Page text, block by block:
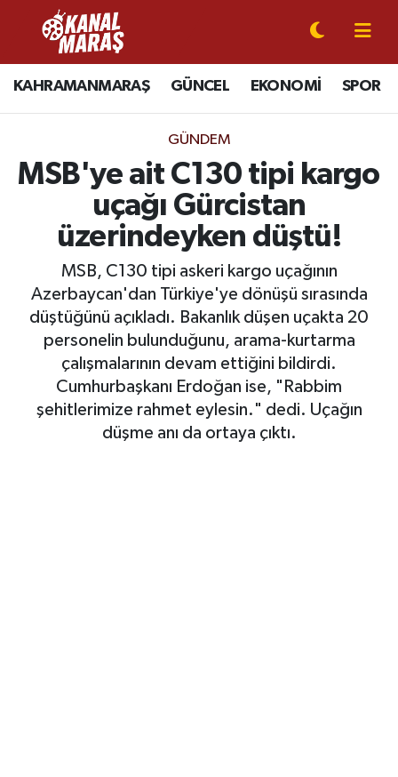
KAHRAMANMARAŞ GÜNCEL EKONOMİ SPOR
GÜNDEM
MSB'ye ait C130 tipi kargo
uçağı Gürcistan
üzerindeyken düştü!
MSB, C130 tipi askeri kargo uçağının
Azerbaycan'dan Türkiye'ye dönüşü sırasında
düştüğünü açıkladı. Bakanlık düşen uçakta 20
personelin bulunduğunu, arama-kurtarma
çalışmalarının devam ettiğini bildirdi.
Cumhurbaşkanı Erdoğan ise, "Rabbim
şehitlerimize rahmet eylesin." dedi. Uçağın
düşme anı da ortaya çıktı.
CANLI YAYIN
KAHRAMANMARAŞ
SİYASET
EKONOMİ
GÜNDEM
MAGAZİN
SAĞLIK
Kahramanmaraş Nöbetçi Eczaneler
Kahramanmaraş Hava Durumu
Kahramanmaraş Namaz Vakitleri
Kahramanmaraş Trafik Yoğunluk Haritası
Süper Lig Puan Durumu ve Fikstür
Tüm Manşetler
Son Dakika Haberleri
Haber Arşivi